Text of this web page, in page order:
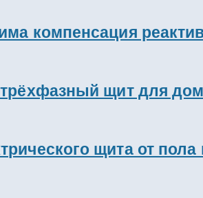
компенсация
трёхфазный щит для
щита от